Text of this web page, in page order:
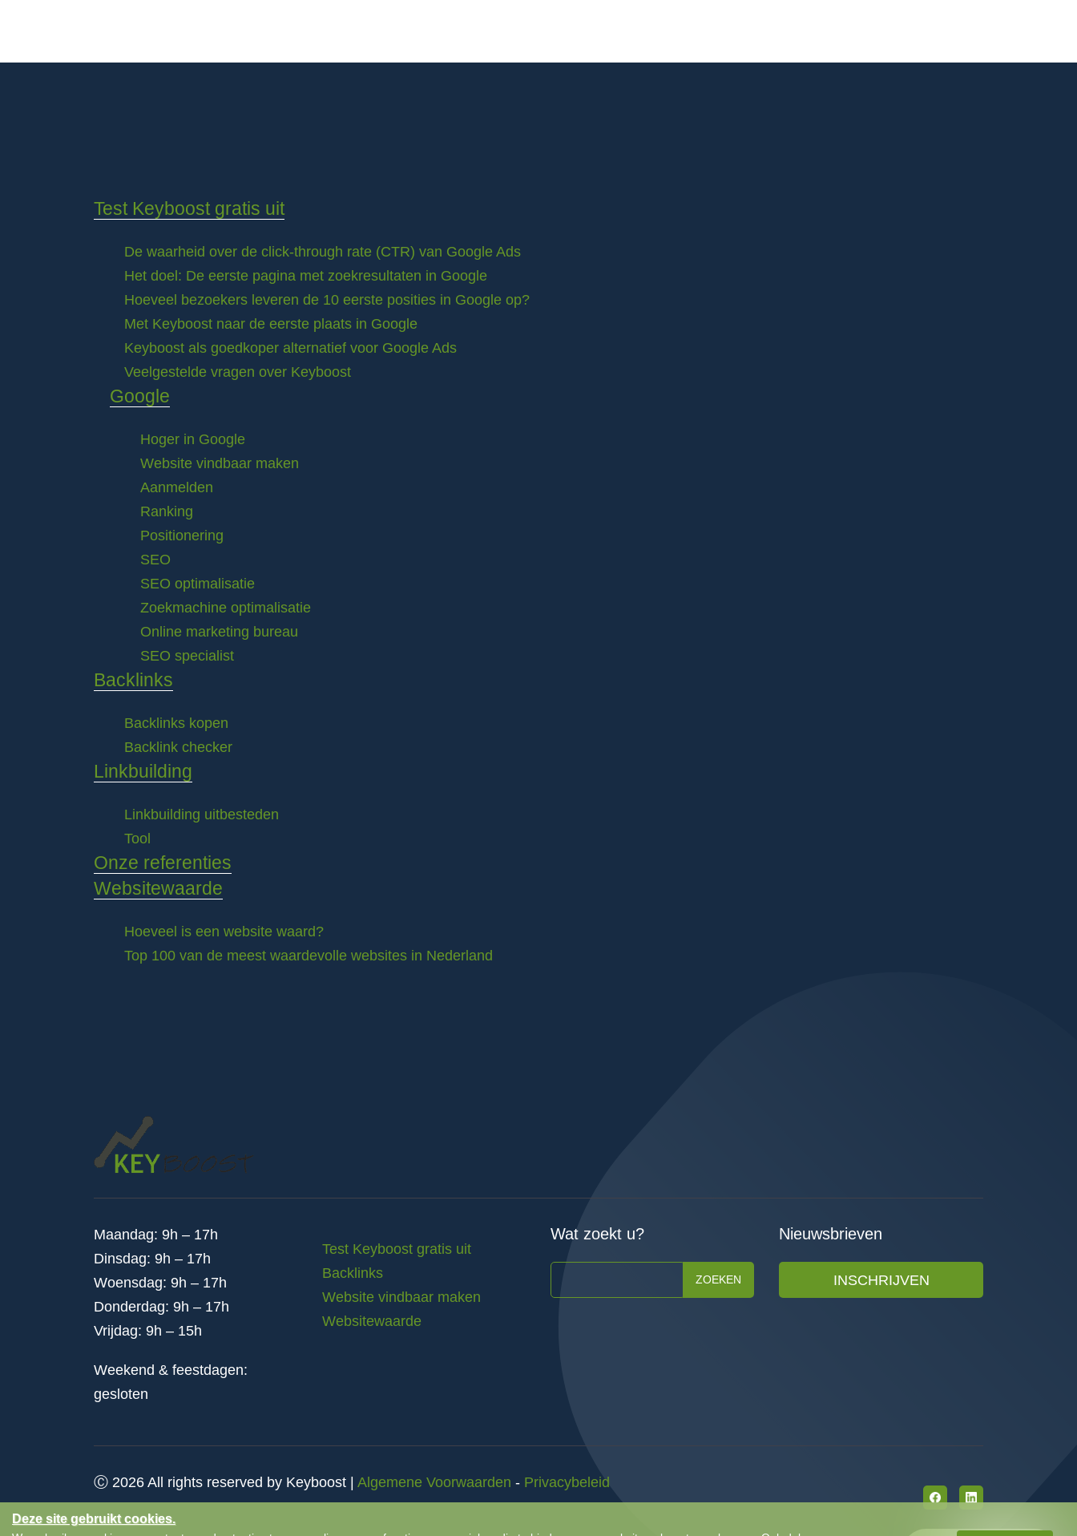
Test Keyboost gratis uit
De waarheid over de click-through rate (CTR) van Google Ads
Het doel: De eerste pagina met zoekresultaten in Google
Hoeveel bezoekers leveren de 10 eerste posities in Google op?
Met Keyboost naar de eerste plaats in Google
Keyboost als goedkoper alternatief voor Google Ads
Veelgestelde vragen over Keyboost
Google
Hoger in Google
Website vindbaar maken
Aanmelden
Ranking
Positionering
SEO
SEO optimalisatie
Zoekmachine optimalisatie
Online marketing bureau
SEO specialist
Backlinks
Backlinks kopen
Backlink checker
Linkbuilding
Linkbuilding uitbesteden
Tool
Onze referenties
Websitewaarde
Hoeveel is een website waard?
Top 100 van de meest waardevolle websites in Nederland
Maandag: 9h – 17h
Dinsdag: 9h – 17h
Woensdag: 9h – 17h
Donderdag: 9h – 17h
Vrijdag: 9h – 15h
Weekend & feestdagen:
gesloten
Test Keyboost gratis uit
Backlinks
Website vindbaar maken
Websitewaarde
Wat zoekt u?
ZOEKEN
Nieuwsbrieven
INSCHRIJVEN
Ⓒ 2026 All rights reserved by Keyboost | Algemene Voorwaarden - Privacybeleid
Deze site gebruikt cookies.